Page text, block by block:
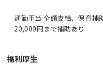
通勤手当 全額支給、保育
20,000円まで補助あり
福利厚生